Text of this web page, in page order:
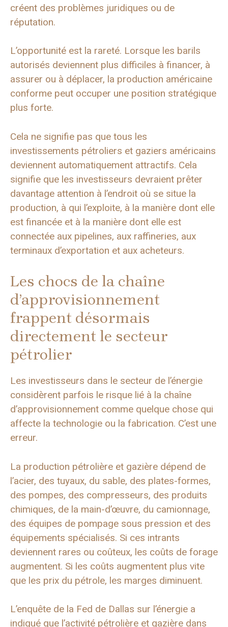
créent des problèmes juridiques ou de
réputation.
L’opportunité est la rareté. Lorsque les barils
autorisés deviennent plus difficiles à financer, à
assurer ou à déplacer, la production américaine
conforme peut occuper une position stratégique
plus forte.
Cela ne signifie pas que tous les
investissements pétroliers et gaziers américains
deviennent automatiquement attractifs. Cela
signifie que les investisseurs devraient prêter
davantage attention à l’endroit où se situe la
production, à qui l’exploite, à la manière dont elle
est financée et à la manière dont elle est
connectée aux pipelines, aux raffineries, aux
terminaux d’exportation et aux acheteurs.
Les chocs de la chaîne
d’approvisionnement
frappent désormais
directement le secteur
pétrolier
Les investisseurs dans le secteur de l’énergie
considèrent parfois le risque lié à la chaîne
d’approvisionnement comme quelque chose qui
affecte la technologie ou la fabrication. C’est une
erreur.
La production pétrolière et gazière dépend de
l’acier, des tuyaux, du sable, des plates-formes,
des pompes, des compresseurs, des produits
chimiques, de la main-d’œuvre, du camionnage,
des équipes de pompage sous pression et des
équipements spécialisés. Si ces intrants
deviennent rares ou coûteux, les coûts de forage
augmentent. Si les coûts augmentent plus vite
que les prix du pétrole, les marges diminuent.
L’enquête de la Fed de Dallas sur l’énergie a
indiqué que l’activité pétrolière et gazière dans